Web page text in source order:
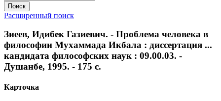
Поиск
Расширенный поиск
Зиеев, Идибек Газиевич. - Проблема человека в
философии Мухаммада Икбала : диссертация ...
кандидата философских наук : 09.00.03. -
Душанбе, 1995. - 175 с.
Карточка